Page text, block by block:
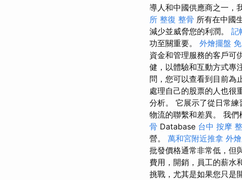
導人和中國供應商之一，
所 整復 整骨 所有在中國
減少並威脅您的利潤。 記
功至關重要。 外燴擺盤
資金和管理服務的客戶可
健，以體驗和互動方式專
問，您可以查看到目前為
處理自己的股票的人也很
分析。 它展示了從日常
物流的聯繫和差異。 我們
骨 Database 台中 按摩
營。 萬和宮附近推拿 外
批發價格通常非常低，但
費用，開銷，員工的薪水
挑戰，尤其是如果您只是